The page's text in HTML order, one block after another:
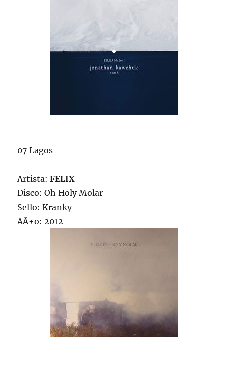
07 Lagos
Artista:FELIX
Disco: Oh Holy Molar
Sello: Kranky
AÃ±o: 2012